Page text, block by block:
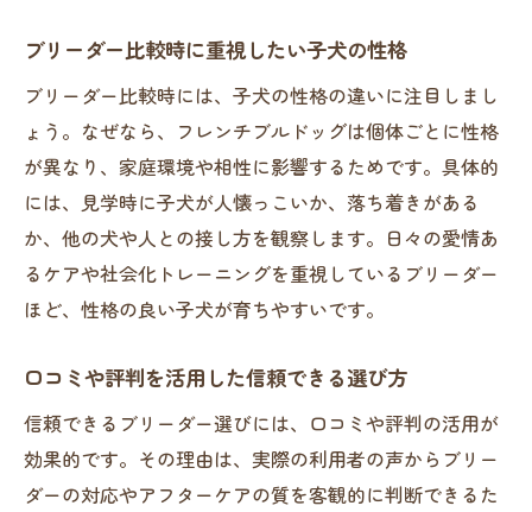
ブリーダー比較時に重視したい子犬の性格
ブリーダー比較時には、子犬の性格の違いに注目しまし
ょう。なぜなら、フレンチブルドッグは個体ごとに性格
が異なり、家庭環境や相性に影響するためです。具体的
には、見学時に子犬が人懐っこいか、落ち着きがある
か、他の犬や人との接し方を観察します。日々の愛情あ
るケアや社会化トレーニングを重視しているブリーダー
ほど、性格の良い子犬が育ちやすいです。
口コミや評判を活用した信頼できる選び方
信頼できるブリーダー選びには、口コミや評判の活用が
効果的です。その理由は、実際の利用者の声からブリー
ダーの対応やアフターケアの質を客観的に判断できるた